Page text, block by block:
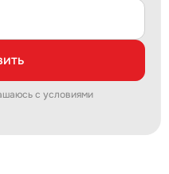
с условиями